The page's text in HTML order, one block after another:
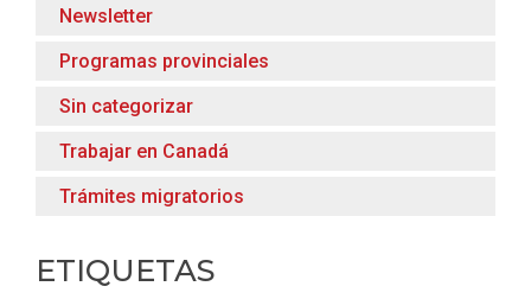
Newsletter
Programas provinciales
Sin categorizar
Trabajar en Canadá
Trámites migratorios
ETIQUETAS